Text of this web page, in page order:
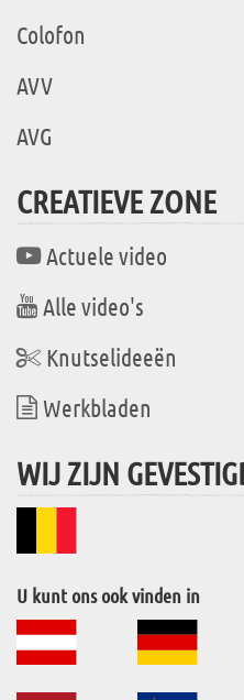
Colofon
AVV
AVG
CREATIEVE ZONE
Actuele video
Alle video's
Knutselideeën
Werkbladen
WIJ ZIJN
U kunt ons ook vinden in